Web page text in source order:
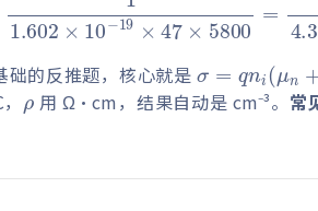
×10−19×47×5800= 1
础的反推题，核心就是
σ=qn n
ρ
用 Ω·cm，结果自动是 cm⁻³。 常